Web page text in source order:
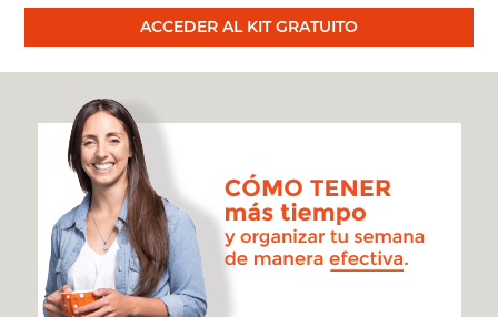
ACCEDER AL KIT GRATUITO